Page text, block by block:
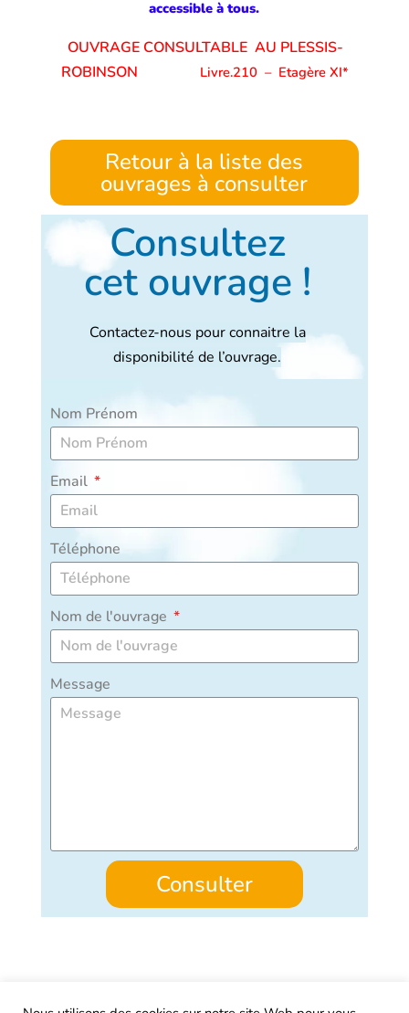
accessible à tous.
OUVRAGE CONSULTABLE AU PLESSIS-
ROBINSON Livre.210 – Etagère XI*
Retour à la liste des
ouvrages à consulter
Consultez
cet ouvrage !
Contactez-nous pour connaitre la
disponibilité de l’ouvrage.
Nom Prénom
Email
Téléphone
Nom de l'ouvrage
Message
Consulter